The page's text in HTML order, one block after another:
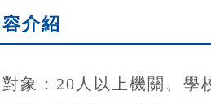
介紹
象：20 人以上機關、學